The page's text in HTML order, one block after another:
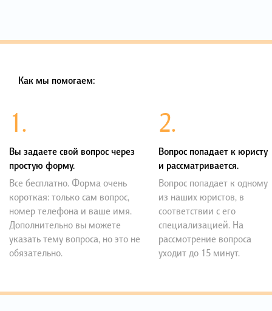
Как мы помогаем:
1.
Вы задаете свой вопрос через
простую форму.
Все бесплатно. Форма очень
короткая: только сам вопрос,
номер телефона и ваше имя.
Дополнительно вы можете
указать тему вопроса, но это не
обязательно.
2.
Вопрос попадает к юристу
и рассматривается.
Вопрос попадает к одному
из наших юристов, в
соответствии с его
специализацией. На
рассмотрение вопроса
уходит до 15 минут.